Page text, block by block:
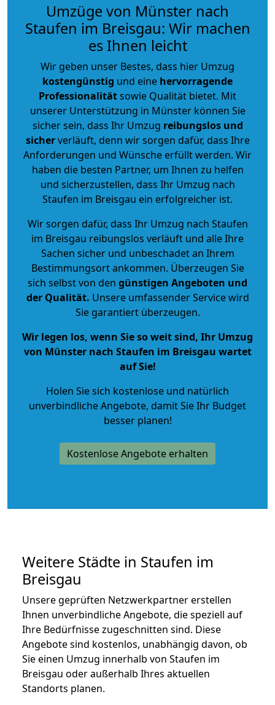
Umzüge von Münster nach
Staufen im Breisgau: Wir machen
es Ihnen leicht
Wir geben unser Bestes, dass hier Umzug
kostengünstig und eine hervorragende
Professionalitätsowie Qualität bietet. Mit
unserer Unterstützung in Münster können Sie
sicher sein, dass Ihr Umzug reibungslos und
sicherverläuft, denn wir sorgen dafür, dass Ihre
Anforderungen und Wünsche erfüllt werden. Wir
haben die besten Partner, um Ihnen zu helfen
und sicherzustellen, dass Ihr Umzug nach
Staufen im Breisgau ein erfolgreicher ist.
Wir sorgen dafür, dass Ihr Umzug nach Staufen
im Breisgau reibungslos verläuft und alle Ihre
Sachen sicher und unbeschadet an Ihrem
Bestimmungsort ankommen. Überzeugen Sie
sich selbst von den günstigen Angeboten und
der Qualität. Unsere umfassender Service wird
Sie garantiert überzeugen.
Wir legen los, wenn Sie so weit sind, Ihr Umzug
von Münster nach Staufen im Breisgau wartet
auf Sie!
Holen Sie sich kostenlose und natürlich
unverbindliche Angebote, damit Sie Ihr Budget
besser planen!
Kostenlose Angebote erhalten
Weitere Städte in Staufen im
Breisgau
Unsere geprüften Netzwerkpartner erstellen
Ihnen unverbindliche Angebote, die speziell auf
Ihre Bedürfnisse zugeschnitten sind. Diese
Angebote sind kostenlos, unabhängig davon, ob
Sie einen Umzug innerhalb von Staufen im
Breisgau oder außerhalb Ihres aktuellen
Standorts planen.